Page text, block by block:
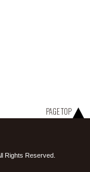
PAGE TOP
Rights Reserved.